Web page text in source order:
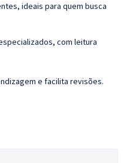
ideais para quem busca
com leitura
e facilita revisões.